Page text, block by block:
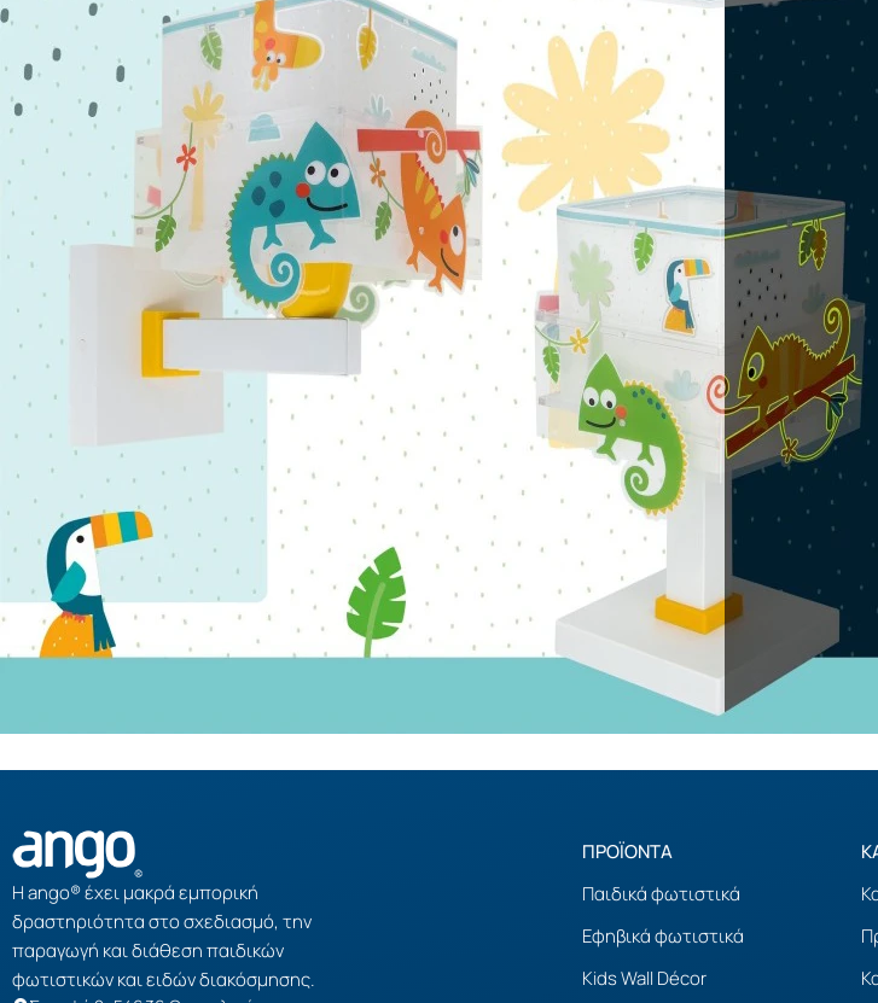
Η ango® έχει μακρά εμπορική
δραστηριότητα στο σχεδιασμό, την
παραγωγή και διάθεση παιδικών
φωτιστικών και ειδών διακόσμησης.
ΠΡΟΪΟΝΤΑ
Παιδικά φωτιστικά
Εφηβικά φωτιστικά
Kids Wall Décor